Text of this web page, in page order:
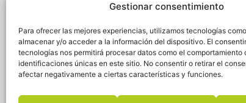
Gestionar consentimiento
Para ofrecer las mejores experiencias, utilizamos tecnologías
almacenar y/o acceder a la información del dispositivo. El
tecnologías nos permitirá procesar datos como el comportamiento
identificaciones únicas en este sitio. No consentir o retirar el
afectar negativamente a ciertas características y funciones.
acuerdomarco@totalekip.com
+34 967 214 493